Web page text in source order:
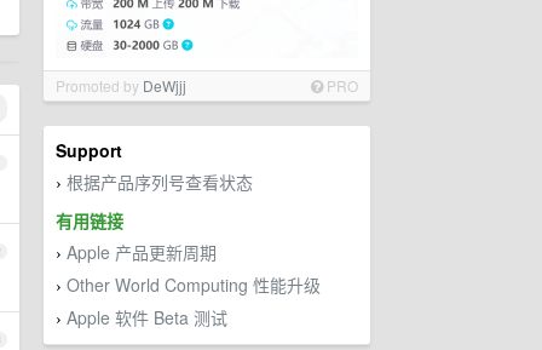
Promoted by DeWjjj PRO
Support
› 根据产品序列号查看状态
有用链接
› Apple 产品更新周期
› Other World Computing 性能升级
› Apple 软件 Beta 测试